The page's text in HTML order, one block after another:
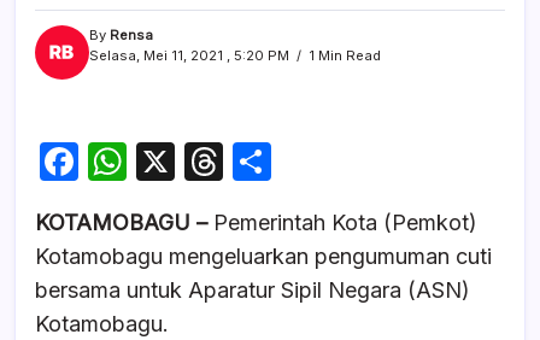
By Rensa
Selasa, Mei 11, 2021 , 5:20 PM
1 Min Read
F
c
e
b
W
at
s
A
X
T
e
a
ar
e
KOTAMOBAGU –Pemerintah Kota (Pemkot)
Kotamobagu mengeluarkan pengumuman cuti
bersama untuk Aparatur Sipil Negara (ASN)
Kotamobagu.